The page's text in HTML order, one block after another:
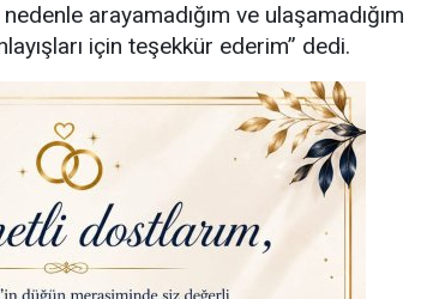
arayamadığım ve ulaşamadığım
için teşekkür ederim” dedi.